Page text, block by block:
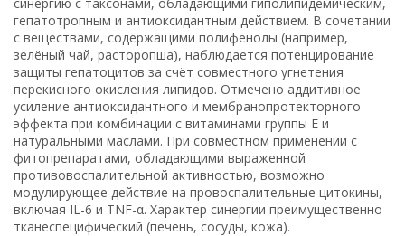
гепатотропным и антиоксидантным действием. В сочетании
с веществами, содержащими полифенолы (например,
зелёный чай, расторопша), наблюдается потенцирование
защиты гепатоцитов за счёт совместного угнетения
перекисного окисления липидов. Отмечено аддитивное
усиление антиоксидантного и мембранопротекторного
эффекта при комбинации с витаминами группы Е и
натуральными маслами. При совместном применении с
фитопрепаратами, обладающими выраженной
противовоспалительной активностью, возможно
модулирующее действие на провоспалительные цитокины,
включая IL-6 и TNF-α. Характер синергии преимущественно
тканеспецифический (печень, сосуды, кожа).